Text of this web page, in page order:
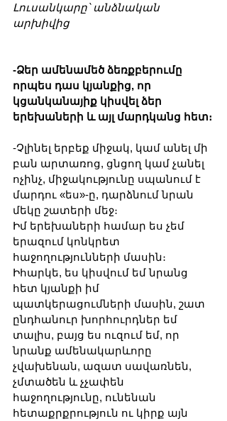
Լուսանկարը՝ անձնական
արխիվից
-Ձեր ամենամեծ ձեռքբերումը
որպես դաս կյանքից, որ
կցանկանայիք կիսվել ձեր
երեխաների և այլ մարդկանց հետ։
-Չլինել երբեք միջակ, կամ անել մի
բան արտառոց, ցնցող կամ չանել
ոչինչ, միջակությունը սպանում է
մարդու «ես»-ը, դարձնում նրան
մեկը շատերի մեջ։
Իմ երեխաների համար ես չեմ
երազում կոնկրետ
հաջողությունների մասին։
Իհարկե, ես կիսվում եմ նրանց
հետ կյանքի իմ
պատկերացումների մասին, շատ
ընդհանուր խորհուրդներ եմ
տալիս, բայց ես ուզում եմ, որ
նրանք ամենակարևորը
չվախենան, ազատ սավառնեն,
չմտածեն և չչափեն
հաջողությունը, ունենան
հետաքրքրություն ու կիրք այն